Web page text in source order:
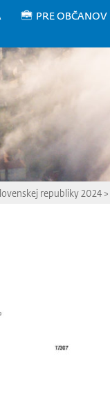
PRE OBČANOV
republiky 2024>